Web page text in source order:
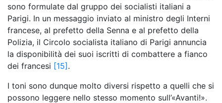
sono formulate dal gruppo dei socialisti italiani a
Parigi. In un messaggio inviato al ministro degli Interni
francese, al prefetto della Senna e al prefetto della
Polizia, il Circolo socialista italiano di Parigi annuncia
la disponibilità dei suoi iscritti di combattere a fianco
dei francesi [15].
I toni sono dunque molto diversi rispetto a quelli che si
possono leggere nello stesso momento sull’«Avanti!».